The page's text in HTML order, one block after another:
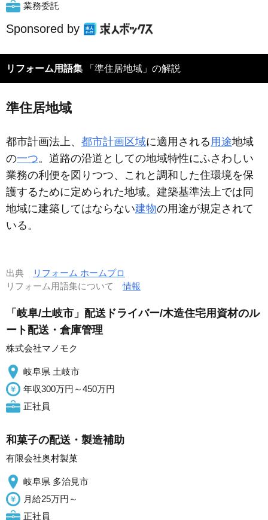
業務委託
Sponsored by
リフォーム用語集 「準住居地域」の解説
準住居地域
都市計画法上、 都市計画区域に適用される 用途地域
の一つ。道路の沿道としての地域特性にふさわしい
業務の利便を図りつつ、これと調和した住環境を保
護するために定められた地域。建築基準法上では同
地域に建築してはならない建物の用途が規定されて
いる。
出典
リフォーム ホームプロ
リフォーム用語集について情報
「岐阜/土岐市」配送ドライバー/木造住宅用資材のル
ート配送・倉庫管理
株式会社マノモク
岐阜県 土岐市
年収300万円～450万円
正社員
和菓子の配送・製造補助
有限会社奥村製菓
岐阜県 多治見市
月給25万円～
正社員